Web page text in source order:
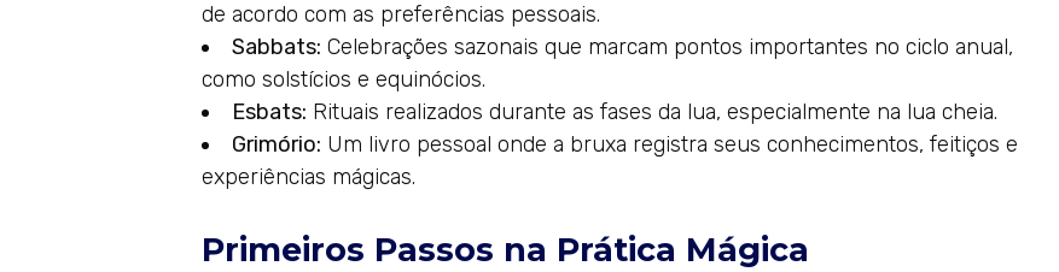
de acordo com as preferências pessoais.
Sabbats: Celebrações sazonais que marcam pontos importantes no ciclo anual,
como solstícios e equinócios.
Esbats: Rituais realizados durante as fases da lua, especialmente na lua cheia.
Grimório: Um livro pessoal onde a bruxa registra seus conhecimentos, feitiços e
experiências mágicas.
Primeiros Passos na Prática Mágica